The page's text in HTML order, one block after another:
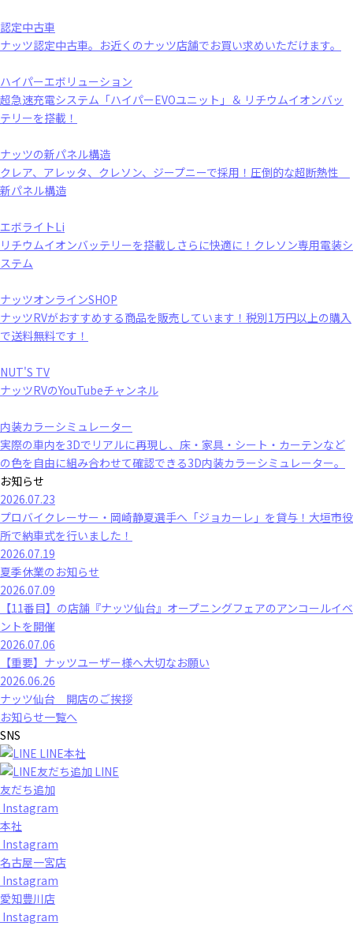
認定中古車
ナッツ認定中古車。お近くのナッツ店舗でお買い求めいただけます。
ハイパーエボリューション
超急速充電システム「ハイパーEVOユニット」＆ リチウムイオンバッ
テリーを搭載！
ナッツの新パネル構造
クレア、アレッタ、クレソン、ジープニーで採用！圧倒的な超断熱性
新パネル構造
エボライトLi
リチウムイオンバッテリーを搭載しさらに快適に！クレソン専用電装シ
ステム
ナッツオンラインSHOP
ナッツRVがおすすめする商品を販売しています！税別1万円以上の購入
で送料無料です！
NUT'S TV
ナッツRVのYouTubeチャンネル
内装カラーシミュレーター
実際の車内を3Dでリアルに再現し、床・家具・シート・カーテンなど
の色を自由に組み合わせて確認できる3D内装カラーシミュレーター。
お知らせ
2026.07.23
プロバイクレーサー・岡崎静夏選手へ「ジョカーレ」を貸与！大垣市役
所で納車式を行いました！
2026.07.19
夏季休業のお知らせ
2026.07.09
【11番目】の店舗『ナッツ仙台』オープニングフェアのアンコールイベ
ントを開催
2026.07.06
【重要】ナッツユーザー様へ大切なお願い
2026.06.26
ナッツ仙台 開店のご挨拶
お知らせ一覧へ
SNS
LINE本社
LINE
友だち追加
Instagram
本社
Instagram
名古屋一宮店
Instagram
愛知豊川店
Instagram